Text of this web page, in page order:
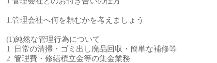
1.管理会社へ何を頼むかを考えましょう
(1)純然な管理行為について
1 日常の清掃・ゴミ出し廃品回収・簡単な補修等
2 管理費・修繕積立金等の集金業務